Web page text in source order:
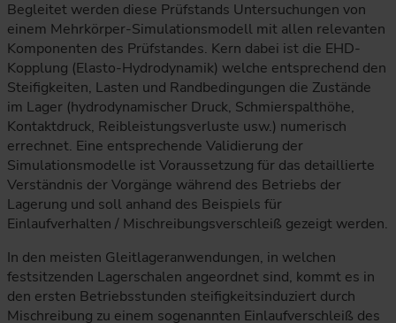
Begleitet werden diese Prüfstands Untersuchungen von
einem Mehrkörper-Simulationsmodell mit allen relevanten
Komponenten des Prüfstandes. Kern dabei ist die EHD-
Kopplung (Elasto-Hydrodynamik) welche entsprechend den
Steifigkeiten, Lasten und Randbedingungen die Zustände
im Lager (hydrodynamischer Druck, Schmierspalthöhe,
Kontaktdruck, Reibleistungsverluste usw.) numerisch
errechnet. Eine entsprechende Validierung der
Simulationsmodelle ist Voraussetzung für das detaillierte
Verständnis der Vorgänge während des Betriebs der
Lagerung und soll anhand des Beispiels für
Einlaufverhalten / Mischreibungsverschleiß gezeigt werden.
In den meisten Gleitlageranwendungen, in welchen
festsitzenden Lagerschalen angeordnet sind, kommt es in
den ersten Betriebsstunden steifigkeitsinduziert durch
Mischreibung zu einem sogenannten Einlaufverschleiß des